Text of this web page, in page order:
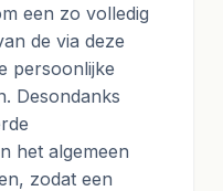
een zo volledig
de via deze
persoonlijke
Desondanks
het algemeen
zodat een